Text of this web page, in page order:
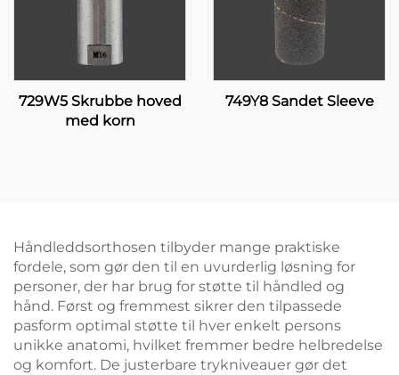
729W5 Skrubbe hoved
med korn
749Y8 Sandet Sleeve
Håndleddsorthosen tilbyder mange praktiske
fordele, som gør den til en uvurderlig løsning for
personer, der har brug for støtte til håndled og
hånd. Først og fremmest sikrer den tilpassede
pasform optimal støtte til hver enkelt persons
unikke anatomi, hvilket fremmer bedre helbredelse
og komfort. De justerbare trykniveauer gør det